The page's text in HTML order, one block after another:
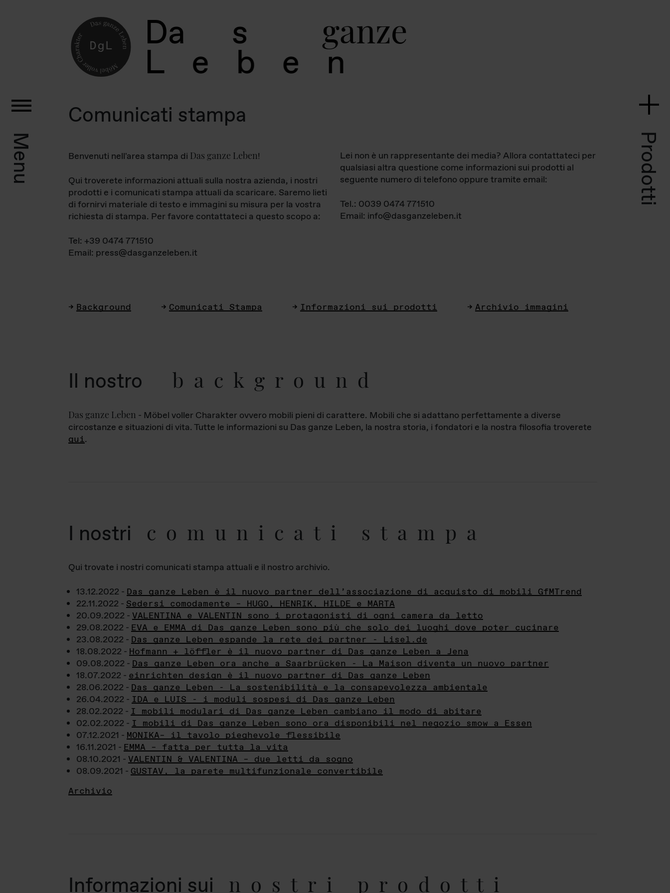
Da s ganz
L e b e
Menu Prodotti
Comunicati stampa
Benvenuti nell'area stampa di Das ganze Leben!
Qui troverete informazioni attuali sulla nostra azienda, i nostri
prodotti e i comunicati stampa attuali da scaricare. Saremo lieti
di fornirvi materiale di testo e immagini su misura per la vostra
richiesta di stampa. Per favore contattateci a questo scopo a:
Tel: +39 0474 771510
Email: press@dasganzeleben.it
Lei non è un rappresentante dei media? Allora contattateci per
qualsiasi altra questione come informazioni sui prodotti al
seguente numero di telefono oppure tramite email:
Tel.: 0039 0474 771510
Email: info@dasganzeleben.it
Background Comunicati Stampa Informazioni sui prodotti Archivio immagini
Il nostro background
Das ganze Leben - Möbel voller Charakter ovvero mobili pieni di carattere. Mobili che si adattano perfettamente a diverse
circostanze e situazioni di vita. Tutte le informazioni su Das ganze Leben, la nostra storia, i fondatori e la nostra filosofia troverete
qui.
I nostri comunicati stampa
Qui trovate i nostri comunicati stampa attuali e il nostro archivio.
13.12.2022 - Das ganze Leben è il nuovo partner dell’associazione di acquisto di mobili GfMTrend
22.11.2022 - Sedersi comodamente – HUGO, HENRIK, HILDE e MARTA
20.09.2022 - VALENTINA e VALENTIN sono i protagonisti di ogni camera da letto
29.08.2022 - EVA e EMMA di Das ganze Leben sono più che solo dei luoghi dove poter cucinare
23.08.2022 - Das ganze Leben espande la rete dei partner - Lisel.de
18.08.2022 - Hofmann + löffler è il nuovo partner di Das ganze Leben a Jena
09.08.2022 - Das ganze Leben ora anche a Saarbrücken - La Maison diventa un nuovo partner
18.07.2022 - einrichten design è il nuovo partner di Das ganze Leben
28.06.2022 - Das ganze Leben - La sostenibilità e la consapevolezza ambientale
26.04.2022 - IDA e LUIS - i moduli sospesi di Das ganze Leben
28.02.2022 - I mobili modulari di Das ganze Leben cambiano il modo di abitare
02.02.2022 - I mobili di Das ganze Leben sono ora disponibili nel negozio smow a Essen
07.12.2021 - MONIKA– il tavolo pieghevole flessibile
16.11.2021 - EMMA – fatta per tutta la vita
08.10.2021 - VALENTIN & VALENTINA – due letti da sogno
08.09.2021 - GUSTAV, la parete multifunzionale convertibile
Archivio
Informazioni sui nostri prodotti